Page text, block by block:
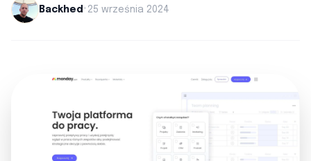
Backhed • 25 września 2024